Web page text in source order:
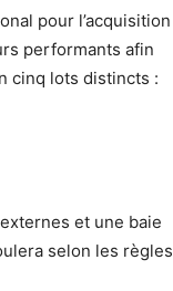
pour l’acquisition
performants afin
cinq lots distincts :
et une baie
selon les règles